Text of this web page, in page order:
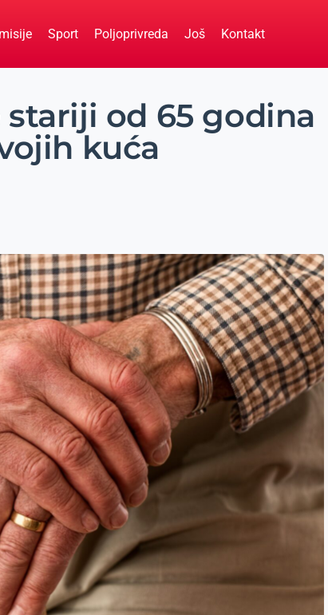
Sport Poljoprivreda Još Kontakt
od 65 godina
kuća